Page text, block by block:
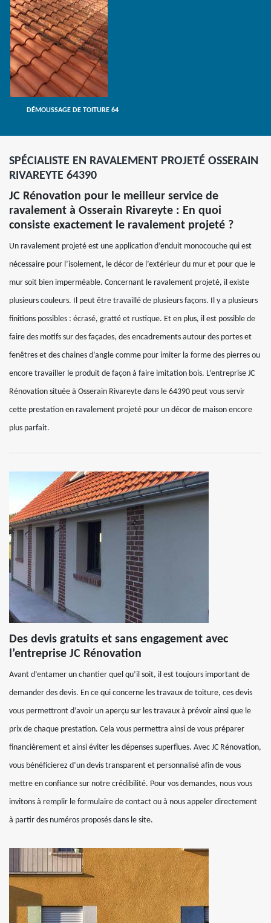
DÉMOUSSAGE DE TOITURE 64
SPÉCIALISTE EN RAVALEMENT PROJETÉ OSSERAIN
RIVAREYTE 64390
JC Rénovation pour le meilleur service de
ravalement à Osserain Rivareyte : En quoi
consiste exactement le ravalement projeté ?
Un ravalement projeté est une application d’enduit monocouche qui est
nécessaire pour l’isolement, le décor de l’extérieur du mur et pour que le
mur soit bien imperméable. Concernant le ravalement projeté, il existe
plusieurs couleurs. Il peut être travaillé de plusieurs façons. Il y a plusieurs
finitions possibles : écrasé, gratté et rustique. Et en plus, il est possible de
faire des motifs sur des façades, des encadrements autour des portes et
fenêtres et des chaines d’angle comme pour imiter la forme des pierres ou
encore travailler le produit de façon à faire imitation bois. L’entreprise JC
Rénovation située à Osserain Rivareyte dans le 64390 peut vous servir
cette prestation en ravalement projeté pour un décor de maison encore
plus parfait.
Des devis gratuits et sans engagement avec
l’entreprise JC Rénovation
Avant d’entamer un chantier quel qu’il soit, il est toujours important de
demander des devis. En ce qui concerne les travaux de toiture, ces devis
vous permettront d’avoir un aperçu sur les travaux à prévoir ainsi que le
prix de chaque prestation. Cela vous permettra ainsi de vous préparer
financièrement et ainsi éviter les dépenses superflues. Avec JC Rénovation,
vous bénéficierez d’un devis transparent et personnalisé afin de vous
mettre en confiance sur notre crédibilité. Pour vos demandes, nous vous
invitons à remplir le formulaire de contact ou à nous appeler directement
à partir des numéros proposés dans le site.